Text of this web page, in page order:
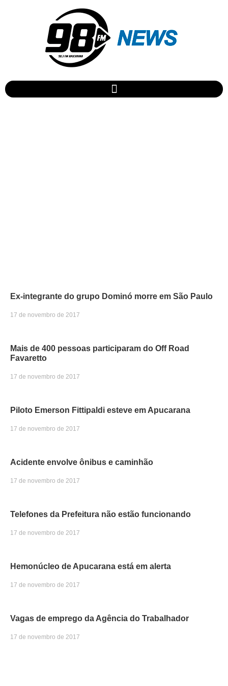
Ex-integrante do grupo Dominó morre em São Paulo
17 de novembro de 2017
Mais de 400 pessoas participaram do Off Road
Favaretto
17 de novembro de 2017
Piloto Emerson Fittipaldi esteve em Apucarana
17 de novembro de 2017
Acidente envolve ônibus e caminhão
17 de novembro de 2017
Telefones da Prefeitura não estão funcionando
17 de novembro de 2017
Hemonúcleo de Apucarana está em alerta
17 de novembro de 2017
Vagas de emprego da Agência do Trabalhador
17 de novembro de 2017